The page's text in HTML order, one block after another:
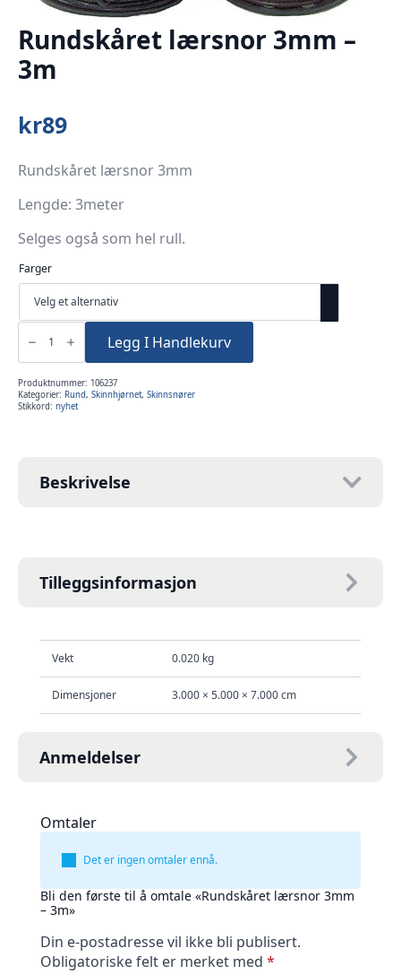
Rundskåret lærsnor 3mm –
3m
kr89
Rundskåret lærsnor 3mm
Lengde: 3meter
Selges også som hel rull.
Farger
Rundskåret
lærsnor
3mm
-
antall
Legg I Handlekurv
Produktnummer: 106237
Kategorier: Rund, Skinnhjørnet, Skinnsnører
Stikkord: nyhet
Beskrivelse
Tilleggsinformasjon
Vekt 0.020 kg
Dimensjoner 3.000 × 5.000 × 7.000 cm
Anmeldelser
Omtaler
Det er ingen omtaler ennå.
Bli den første til å omtale «Rundskåret lærsnor 3mm
– 3m»
Din e-postadresse vil ikke bli publisert.
Obligatoriske felt er merket med *